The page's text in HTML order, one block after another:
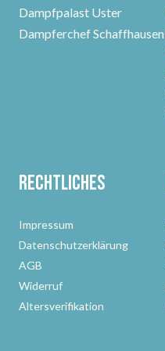
Dampfpalast Uster
Dampferchef Schaffhausen
Rechtliches
Impressum
Datenschutzerklärung
AGB
Widerruf
Altersverifikation